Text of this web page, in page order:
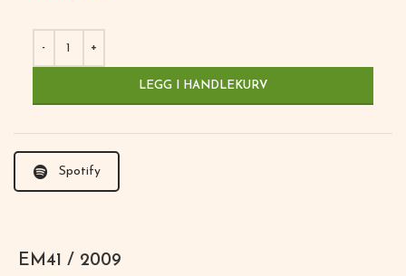
LEGG I HANDLEKURV
Spotify
EM41 / 2009